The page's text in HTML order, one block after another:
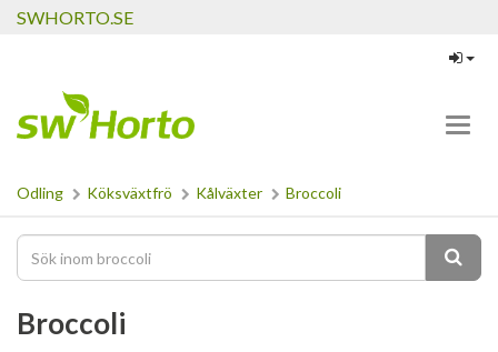
SWHORTO.SE
Odling Köksväxtfrö Kålväxter Broccoli
Broccoli